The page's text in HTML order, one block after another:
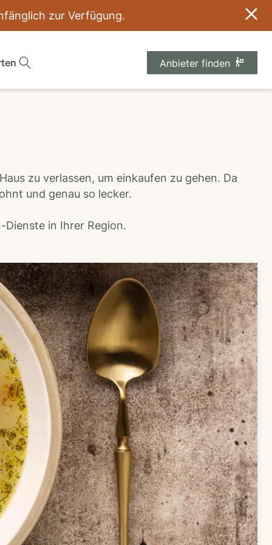
zur Verfügung.
Anbieter finden
zu verlassen, um einkaufen zu gehen. Da
und genau so lecker.
Dienste in Ihrer Region.